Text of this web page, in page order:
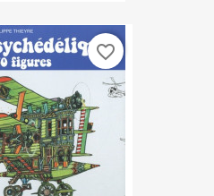
favorite_border